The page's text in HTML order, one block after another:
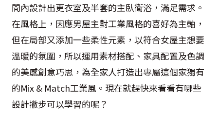
間內設計出更衣室及半套的主臥衛浴，滿足需求。
在風格上，因應男屋主對工業風格的喜好為主軸，
但在局部又添加一些柔性元素，以符合女屋主想要
溫暖的氛圍，所以運用素材搭配、家具配置及色調
的美感創意巧思，為全家人打造出專屬這個家獨有
的Mix & Match工業風。現在就趕快來看看有哪些
設計撇步可以學習的呢？